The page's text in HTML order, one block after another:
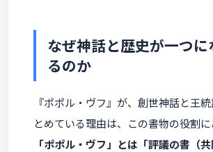
なぜ神話と歴史が一つに
るのか
『ポポル・ヴフ』が、創世神話と王
とめている理由は、この書物の役割に
「ポポル・ヴフ」とは「評議の書（共